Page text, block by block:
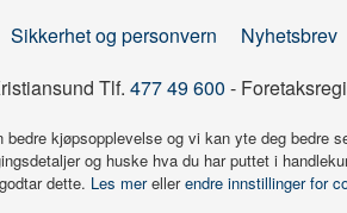
Sikkerhet og personvern
Nyhetsbrev
Tlf. 477 49 600 -
kjøpsopplevelse og vi kan yte deg bedre
og huske hva du har puttet i
dette. Les merellerendre innstillinger for